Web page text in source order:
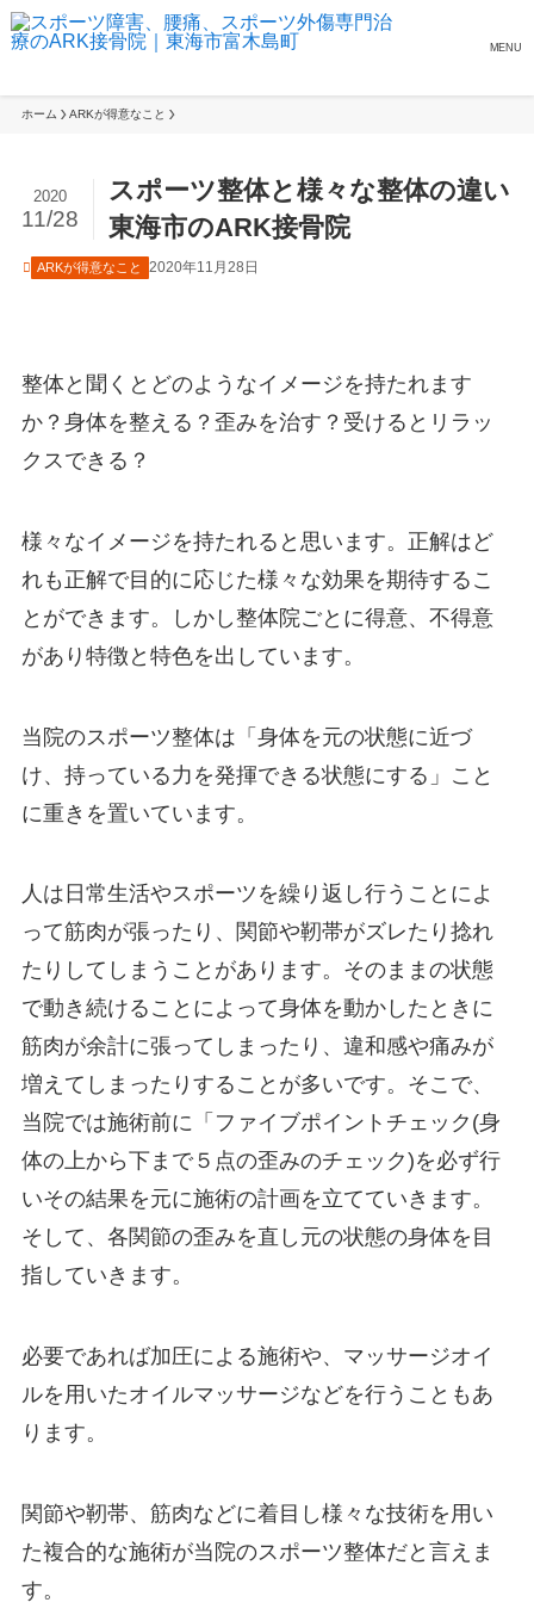
MENU
ホーム ARKが得意なこと
スポーツ整体と様々な整体の違い
東海市のARK接骨院
2020
11/28
ARKが得意なこと 2020年11月28日
整体と聞くとどのようなイメージを持たれます
か？身体を整える？歪みを治す？受けるとリラッ
クスできる？
様々なイメージを持たれると思います。正解はど
れも正解で目的に応じた様々な効果を期待するこ
とができます。しかし整体院ごとに得意、不得意
があり特徴と特色を出しています。
当院のスポーツ整体は「身体を元の状態に近づ
け、持っている力を発揮できる状態にする」こと
に重きを置いています。
人は日常生活やスポーツを繰り返し行うことによ
って筋肉が張ったり、関節や靭帯がズレたり捻れ
たりしてしまうことがあります。そのままの状態
で動き続けることによって身体を動かしたときに
筋肉が余計に張ってしまったり、違和感や痛みが
増えてしまったりすることが多いです。そこで、
当院では施術前に「ファイブポイントチェック(身
体の上から下まで５点の歪みのチェック)を必ず行
いその結果を元に施術の計画を立てていきます。
そして、各関節の歪みを直し元の状態の身体を目
指していきます。
必要であれば加圧による施術や、マッサージオイ
ルを用いたオイルマッサージなどを行うこともあ
ります。
関節や靭帯、筋肉などに着目し様々な技術を用い
た複合的な施術が当院のスポーツ整体だと言えま
す。